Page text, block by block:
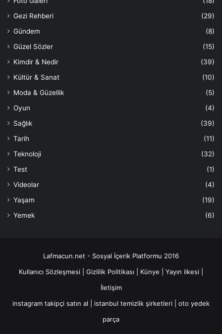
Gezi Rehberi
(29)
Gündem
(8)
Güzel Sözler
(15)
Kimdir & Nedir
(39)
Kültür & Sanat
(10)
Moda & Güzellik
(5)
Oyun
(4)
Sağlık
(39)
Tarih
(11)
Teknoloji
(32)
Test
(1)
Videolar
(4)
Yaşam
(19)
Yemek
(6)
Lafmacun.net - Sosyal İçerik Platformu 2016
Kullanıcı Sözleşmesi
Gizlilik Politikası Künye Yayın ilkesi
İletişim
instagram takipçi satın al
istanbul temizlik şirketleri
oto yedek
parça